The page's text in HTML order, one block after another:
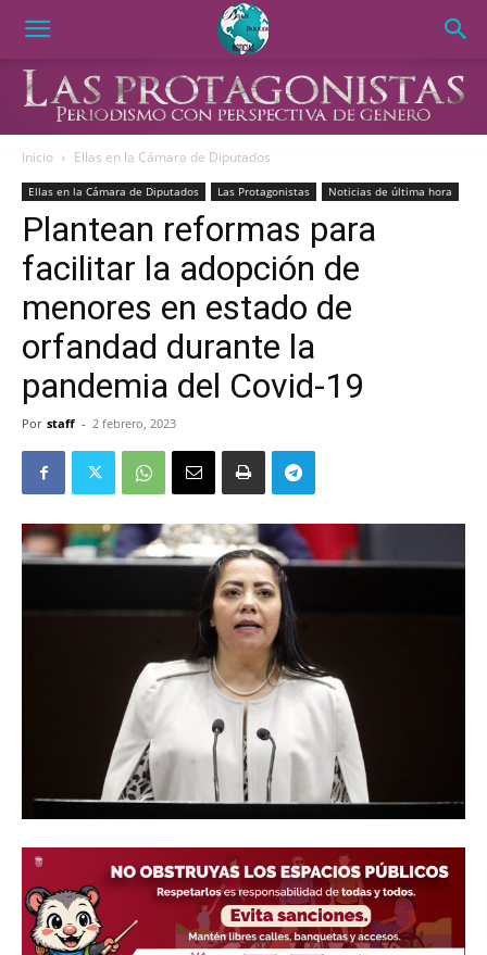
Inicio Ellas en la Cámara de Diputados
Ellas en la Cámara de Diputados Las Protagonistas Noticias de última hora
Plantean reformas para
facilitar la adopción de
menores en estado de
orfandad durante la
pandemia del Covid-19
Por staff - 2 febrero, 2023